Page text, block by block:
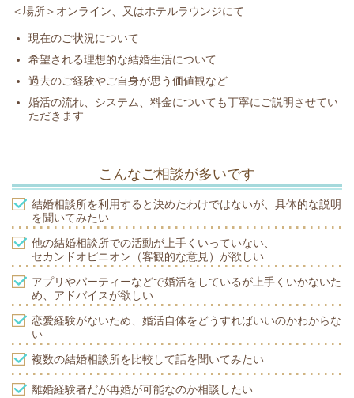
＜場所＞オンライン、又はホテルラウンジにて
現在のご状況について
希望される理想的な結婚生活について
過去のご経験やご自身が思う価値観など
婚活の流れ、システム、料金についても丁寧にご説明させてい
ただきます
こんなご相談が多いです
結婚相談所を利用すると決めたわけではないが、具体的な説明
を聞いてみたい
他の結婚相談所での活動が上手くいっていない、
セカンドオピニオン（客観的な意見）が欲しい
アプリやパーティーなどで婚活をしているが上手くいかないた
め、アドバイスが欲しい
恋愛経験がないため、婚活自体をどうすればいいのかわからな
い
複数の結婚相談所を比較して話を聞いてみたい
離婚経験者だが再婚が可能なのか相談したい